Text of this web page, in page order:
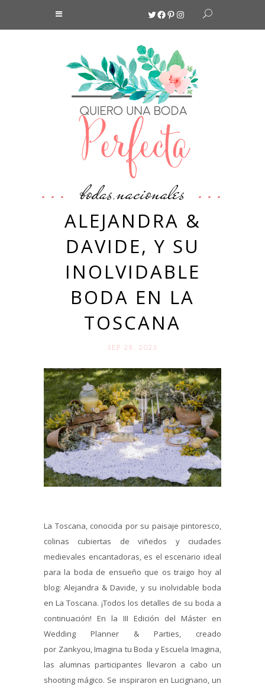
Twitter
Facebook
Pinterest
Instagram
bodas,nacionales
ALEJANDRA &
DAVIDE, Y SU
INOLVIDABLE
BODA EN LA
TOSCANA
SEP 28. 2023
La Toscana, conocida por su paisaje pintoresco,
colinas cubiertas de viñedos y ciudades
medievales encantadoras, es el escenario ideal
para la boda de ensueño que os traigo hoy al
blog: Alejandra & Davide, y su inolvidable boda
en La Toscana. ¡Todos los detalles de su boda a
continuación! En la III Edición del Máster en
Wedding Planner & Parties, creado
por Zankyou, Imagina tu Boda y Escuela Imagina,
las alumnas participantes llevaron a cabo un
shooting mágico. Se inspiraron en Lucignano, un